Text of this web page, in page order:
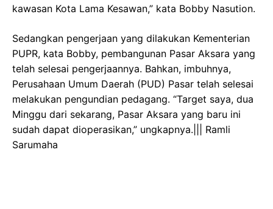
kawasan Kota Lama Kesawan,” kata Bobby Nasution.
Sedangkan pengerjaan yang dilakukan Kementerian
PUPR, kata Bobby, pembangunan Pasar Aksara yang
telah selesai pengerjaannya. Bahkan, imbuhnya,
Perusahaan Umum Daerah (PUD) Pasar telah selesai
melakukan pengundian pedagang. “Target saya, dua
Minggu dari sekarang, Pasar Aksara yang baru ini
sudah dapat dioperasikan,” ungkapnya.||| Ramli
Sarumaha